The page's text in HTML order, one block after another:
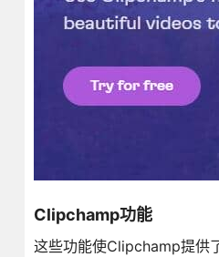
Clipchamp功能
这些功能使Clipchamp提供